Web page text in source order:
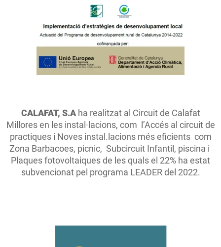
CALAFAT, S.Aha realitzat al Circuit de Calafat
Millores en les instal·lacions, com l’Accés al circuit de
practiques i Noves instal.lacions més eficients com
Zona Barbacoes, picnic, Subcircuit Infantil, piscina i
Plaques fotovoltaiques de les quals el 22% ha estat
subvencionat pel programa LEADER del 2022.